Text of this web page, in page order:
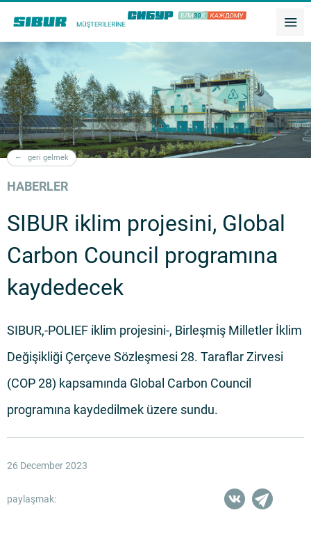
geri gelmek
HABERLER
SIBUR iklim projesini, Global
Carbon Council programına
kaydedecek
SIBUR,-POLIEF iklim projesini-, Birleşmiş Milletler İklim
Değişikliği Çerçeve Sözleşmesi 28. Taraflar Zirvesi
(COP 28) kapsamında Global Carbon Council
programına kaydedilmek üzere sundu.
26 December 2023
paylaşmak: